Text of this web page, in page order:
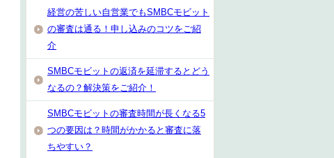
経営の苦しい自営業でもSMBCモビット
の審査は通る！申し込みのコツをご紹
介
SMBCモビットの返済を延滞するとどう
なるの？解決策をご紹介！
SMBCモビットの審査時間が長くなる5
つの要因は？時間がかかると審査に落
ちやすい？